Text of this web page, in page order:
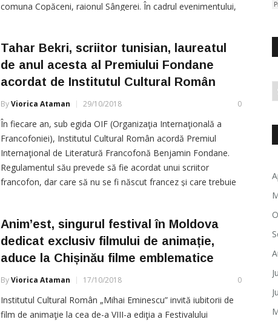
comuna Copăceni, raionul Sângerei. În cadrul evenimentului,
Tahar Bekri, scriitor tunisian, laureatul
de anul acesta al Premiului Fondane
acordat de Institutul Cultural Român
ByViorica Ataman 29/10/2018 0
În fiecare an, sub egida OIF (Organizaţia Internaţională a
Francofoniei), Institutul Cultural Român acordă Premiul
Internaţional de Literatură Francofonă Benjamin Fondane.
Regulamentul său prevede să fie acordat unui scriitor
francofon, dar care să nu se fi născut francez şi care trebuie
Anim’est, singurul festival în Moldova
dedicat exclusiv filmului de animație,
aduce la Chișinău filme emblematice
ByViorica Ataman 17/10/2018 0
Institutul Cultural Român „Mihai Eminescu” invită iubitorii de
film de animaţie la cea de-a VIII-a ediţia a Festivalului